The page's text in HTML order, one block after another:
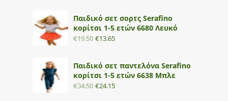
Παιδικό σετ σορτς Serafino
κορίτσι 1-5 ετών 6680 Λευκό
€19.50 €13.65
Παιδικό σετ παντελόνα Serafino
κορίτσι 1-5 ετών 6638 Μπλε
€34.50 €24.15